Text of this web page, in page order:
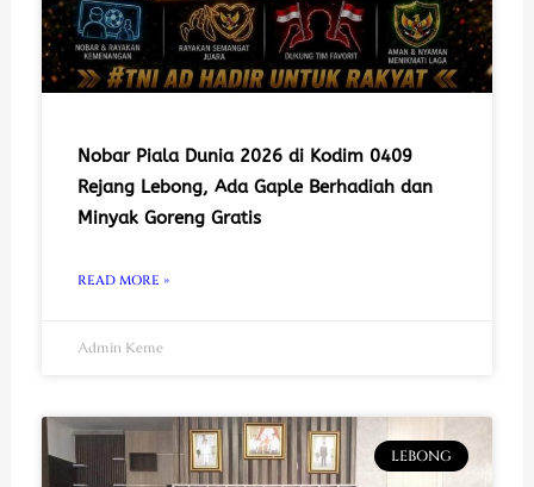
Nobar Piala Dunia 2026 di Kodim 0409
Rejang Lebong, Ada Gaple Berhadiah dan
Minyak Goreng Gratis
READ MORE »
Admin Keme
LEBONG